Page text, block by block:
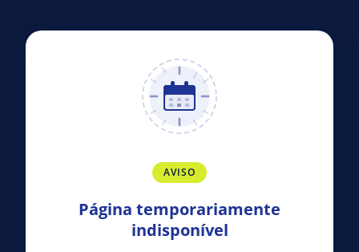
AVISO
Página temporariamente
indisponível